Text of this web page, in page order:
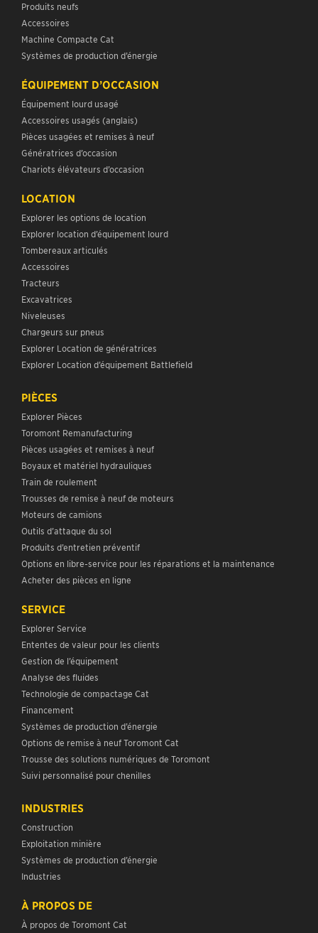
Produits neufs
Accessoires
Machine Compacte Cat
Systèmes de production d’énergie
ÉQUIPEMENT D’OCCASION
Équipement lourd usagé
Accessoires usagés (anglais)
Pièces usagées et remises à neuf
Génératrices d’occasion
Chariots élévateurs d’occasion
LOCATION
Explorer les options de location
Explorer location d’équipement lourd
Tombereaux articulés
Accessoires
Tracteurs
Excavatrices
Niveleuses
Chargeurs sur pneus
Explorer Location de génératrices
Explorer Location d’équipement Battlefield
PIÈCES
Explorer Pièces
Toromont Remanufacturing
Pièces usagées et remises à neuf
Boyaux et matériel hydrauliques
Train de roulement
Trousses de remise à neuf de moteurs
Moteurs de camions
Outils d’attaque du sol
Produits d’entretien préventif
Options en libre-service pour les réparations et la maintenance
Acheter des pièces en ligne
SERVICE
Explorer Service
Ententes de valeur pour les clients
Gestion de l’équipement
Analyse des fluides
Technologie de compactage Cat
Financement
Systèmes de production d’énergie
Options de remise à neuf Toromont Cat
Trousse des solutions numériques de Toromont
Suivi personnalisé pour chenilles
INDUSTRIES
Construction
Exploitation minière
Systèmes de production d’énergie
Industries
À PROPOS DE
À propos de Toromont Cat